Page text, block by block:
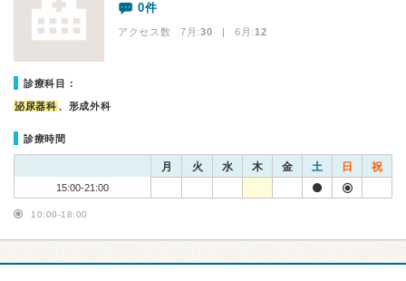
0件
アクセス数 7月:30 | 6月:12
診療科目：
泌尿器科 、形成外科
診療時間
月 火 水 木 金 土 日 祝
15:00-21:00
10:00-18:00